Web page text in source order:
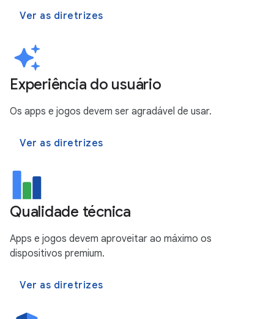
Ver as diretrizes
Experiência do usuário
Os apps e jogos devem ser agradável de usar.
Ver as diretrizes
Qualidade técnica
Apps e jogos devem aproveitar ao máximo os
dispositivos premium.
Ver as diretrizes